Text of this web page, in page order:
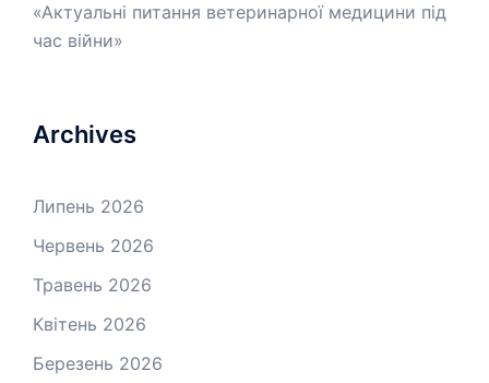
«Актуальні питання ветеринарної медицини під
час війни»
Archives
Липень 2026
Червень 2026
Травень 2026
Квітень 2026
Березень 2026